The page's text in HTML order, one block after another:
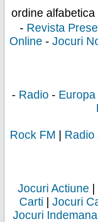
ordine alfabetica
- Revista
Online - Jocuri
- Radio -
Rock FM | Radio
Jocuri Actiune |
Carti | Jocuri
Jocuri